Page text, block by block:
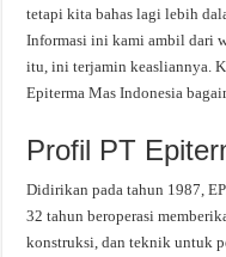
tetapi kita bahas lagi lebih
Informasi ini kami ambil dari
itu, ini terjamin keasliannya.
Epiterma Mas Indonesia
Profil PT
Didirikan pada tahun 1987,
32 tahun beroperasi
konstruksi, dan teknik untuk